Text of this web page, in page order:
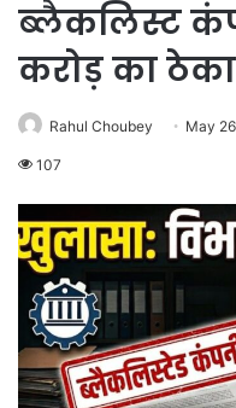
ब्लैकलिस्ट
करोड़ का ठेका
Rahul Choubey May
107